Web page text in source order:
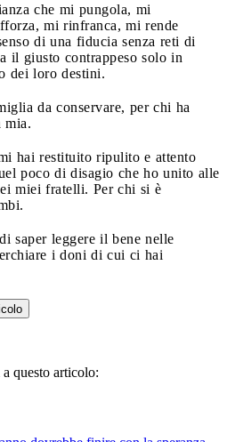
che mi pungola, mi
mi rinfranca, mi rende
di una fiducia senza reti di
il giusto contrappeso solo in
dei loro destini.
da conservare, per chi ha
mia.
hai restituito ripulito e attento
poco di disagio che ho unito alle
miei fratelli. Per chi si è
saper leggere il bene nelle
i doni di cui ci hai
questo articolo: